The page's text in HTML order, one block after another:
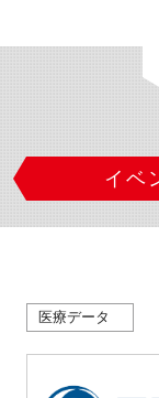
イベ
医療データ